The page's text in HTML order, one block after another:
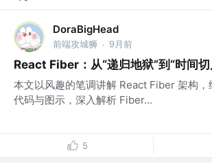
DoraBigHead
前端攻城狮 · 9月前
React Fiber：从“递归地狱”到“时间
本文以风趣的笔调讲解 React Fiber 架构，
代码与图示，深入解析 Fiber...
5